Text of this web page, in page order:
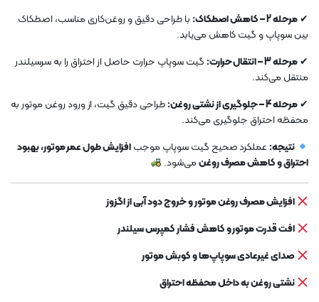
✔مرحله 2 – کاهش اصطکاک:
با طراحی دقیق و روغن‌کاری مناسب، اصطکاک
بین سوپاپ و گیت کاهش می‌یابد.
✔مرحله 3 – انتقال حرارت:
گیت سوپاپ حرارت حاصل از احتراق را به سرسیلندر
منتقل می‌کند.
✔مرحله 4 – جلوگیری از نشتی روغن:
طراحی دقیق گیت، از ورود روغن موتور به
محفظه احتراق جلوگیری می‌کند.
نتیجه: عملکرد صحیح گیت سوپاپ موجبافزایش طول عمر موتور، بهبود
احتراق و کاهش مصرف روغنمی‌شود.
افزایش مصرف روغن موتور و خروج دود آبی از اگزوز
افت قدرت موتور و کاهش فشار کمپرس سیلندر
صدای غیرعادی سوپاپ‌ها و کوبش موتور
نشتی روغن به داخل محفظه احتراق